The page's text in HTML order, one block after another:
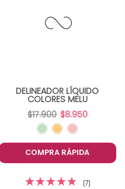
DELINEADOR LÍQUIDO
COLORES MELU
$17.900 $8.950
COMPRA RÁPIDA
(7)